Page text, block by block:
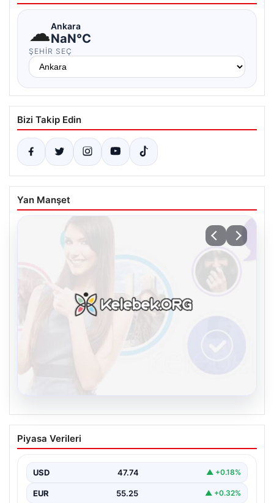
☁Ankara
NaN°C
ŞEHIR SEÇ
Bizi Takip Edin
Yan Manşet
Kelebek.Org İle Dijital İletişimin Seviyeli
Adresi Ve Chat Deneyimi
kurması ciddi bir önem taşımaktadır. Halen birçok…
Piyasa Verileri
USD 47.74 ▲ +0.18%
EUR 55.25 ▲ +0.32%